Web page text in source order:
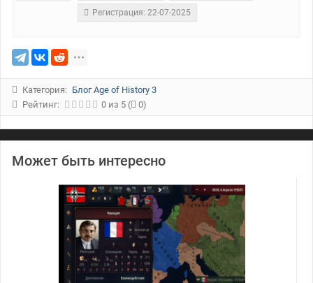
Регистрация: 22-07-2025
Категория: Блог Age of History 3
Рейтинг:
0 из 5 ( 0)
Может быть интересно